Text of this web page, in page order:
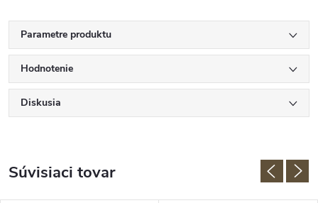
Parametre produktu
Hodnotenie
Diskusia
Súvisiaci tovar